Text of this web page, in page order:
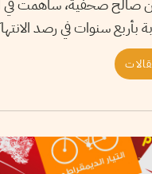
صالح صحفية، ساهمت في
بأربع سنوات في رصد